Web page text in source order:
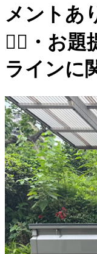
メントあ
🙇‍♂️・お
ラインに